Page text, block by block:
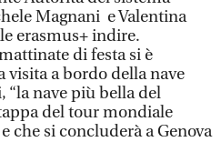
Magnani e Valentina
erasmus+ indire.
di festa si è
visita a bordo della nave
“la nave più bella del
del tour mondiale
che si concluderà a Genova